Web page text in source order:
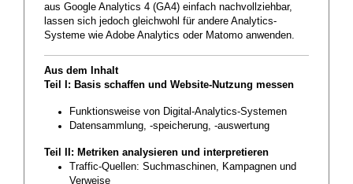
aus Google Analytics 4 (GA4) einfach nachvollziehbar,
lassen sich jedoch gleichwohl für andere Analytics-
Systeme wie Adobe Analytics oder Matomo anwenden.
Aus dem Inhalt
Teil I: Basis schaffen und Website-Nutzung messen
Funktionsweise von Digital-Analytics-Systemen
Datensammlung, -speicherung, -auswertung
Teil II: Metriken analysieren und interpretieren
Traffic-Quellen: Suchmaschinen, Kampagnen und
Verweise